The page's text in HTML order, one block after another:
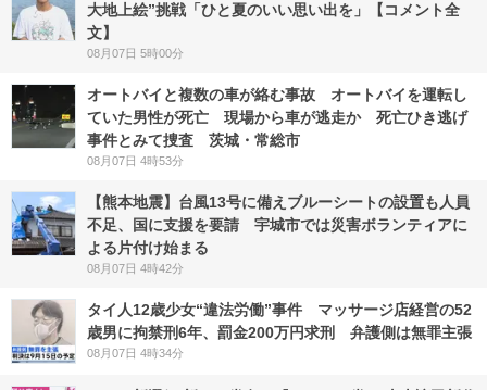
大地上絵”挑戦「ひと夏のいい思い出を」【コメント全
文】
08月07日 5時00分
オートバイと複数の車が絡む事故 オートバイを運転し
ていた男性が死亡 現場から車が逃走か 死亡ひき逃げ
事件とみて捜査 茨城・常総市
08月07日 4時53分
【熊本地震】台風13号に備えブルーシートの設置も人員
不足、国に支援を要請 宇城市では災害ボランティアに
よる片付け始まる
08月07日 4時42分
タイ人12歳少女“違法労働”事件 マッサージ店経営の52
歳男に拘禁刑6年、罰金200万円求刑 弁護側は無罪主張
08月07日 4時34分